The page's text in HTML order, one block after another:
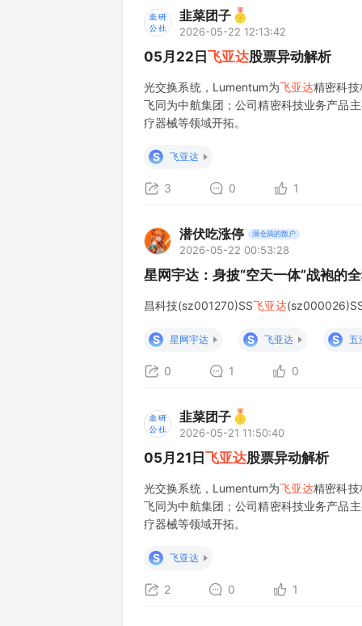
韭菜团子
2026-05-22 12:13:42
05月22日 飞亚达股票异动解析
光交换系统，Lumentum为飞亚达精密科
飞同为中航集团；公司精密科技业务产品
疗器械等领域开拓。
S 飞亚达
3 0 1
潜伏吃涨停 满仓搞的散户
2026-05-22 00:53:28
星网宇达：身披“空天一体”战袍的
昌科技(sz001270)SS飞亚达
S 星网宇达 S 飞亚达 S 五
0 1 0
韭菜团子
2026-05-21 11:50:40
05月21日 飞亚达股票异动解析
光交换系统，Lumentum为飞亚达精密科
飞同为中航集团；公司精密科技业务产品
疗器械等领域开拓。
S 飞亚达
2 0 1